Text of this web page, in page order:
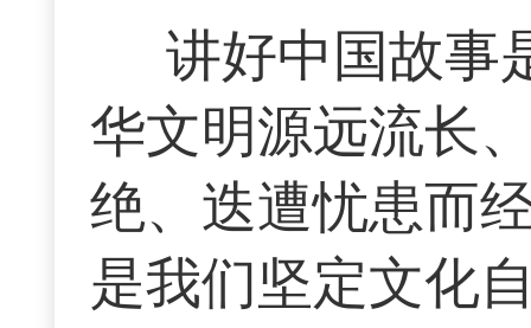
讲好中国故事
华文明源远流长
绝、迭遭忧患而
是我们坚定文化